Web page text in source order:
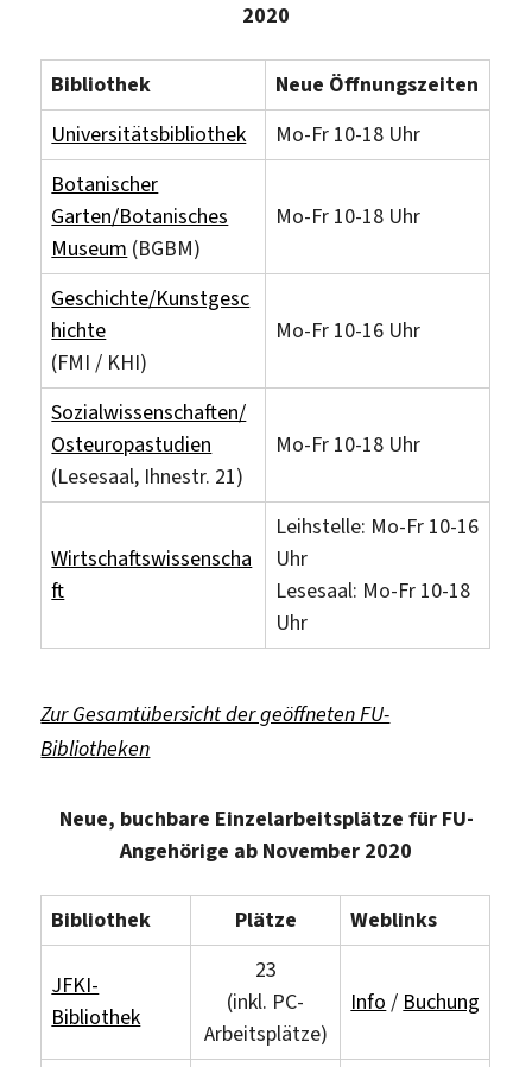
2020
Bibliothek
Neue Öffnungszeiten
Universitätsbibliothek
Mo-Fr 10-18 Uhr
Botanischer
Garten/Botanisches
Museum (BGBM)
Mo-Fr 10-18 Uhr
Geschichte/Kunstgesc
hichte
(FMI / KHI)
Mo-Fr 10-16 Uhr
Sozialwissenschaften/
Osteuropastudien
(Lesesaal, Ihnestr. 21)
Mo-Fr 10-18 Uhr
Wirtschaftswissenscha
ft
Leihstelle: Mo-Fr 10-16
Uhr
Lesesaal: Mo-Fr 10-18
Uhr
Zur Gesamtübersicht der geöffneten FU-
Bibliotheken
Neue, buchbare Einzelarbeitsplätze für FU-
Angehörige ab November 2020
Bibliothek Plätze Weblinks
JFKI-
Bibliothek
23
(inkl. PC-
Arbeitsplätze)
Info / Buchung